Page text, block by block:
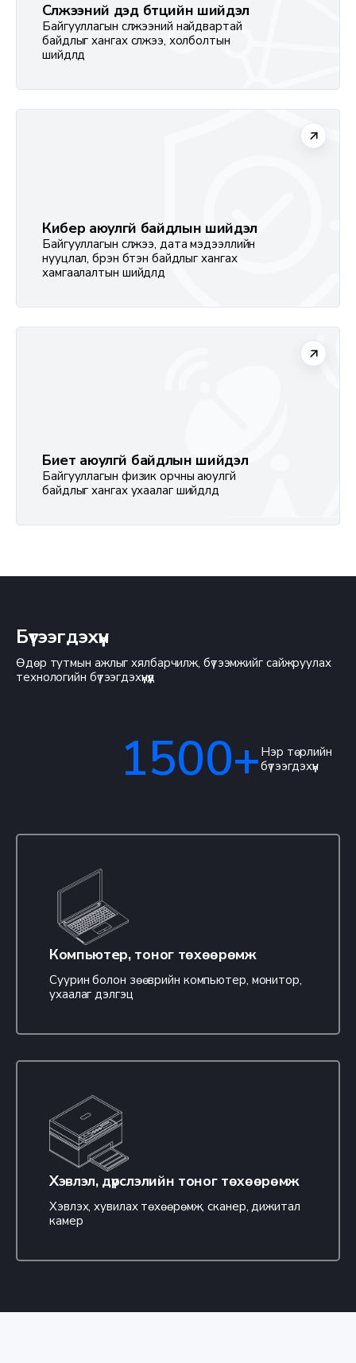
Сүлжээний дэд бүтцийн шийдэл
Байгууллагын сүлжээний найдвартай
байдлыг хангах сүлжээ, холболтын
шийдлүүд
Кибер аюулгүй байдлын шийдэл
Байгууллагын сүлжээ, дата мэдээллийн
нууцлал, бүрэн бүтэн байдлыг хангах
хамгаалалтын шийдлүүд
Биет аюулгүй байдлын шийдэл
Байгууллагын физик орчны аюулгүй
байдлыг хангах ухаалаг шийдлүүд
Бүтээгдэхүүн
Өдөр тутмын ажлыг хялбарчилж, бүтээмжийг сайжруулах
технологийн бүтээгдэхүүнүүд
1500+ Нэр төрлийн
бүтээгдэхүүн
Компьютер, тоног төхөөрөмж
Суурин болон зөөврийн компьютер, монитор,
ухаалаг дэлгэц
Хэвлэл, дүрслэлийн тоног төхөөрөмж
Хэвлэх, хувилах төхөөрөмж, сканер, дижитал
камер